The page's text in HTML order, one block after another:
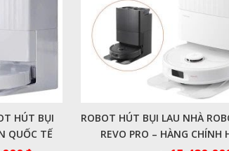
HÚT BỤI
QUỐC TẾ
ROBOT HÚT BỤI LAU NHÀ
REVO PRO – HÀNG CHÍNH